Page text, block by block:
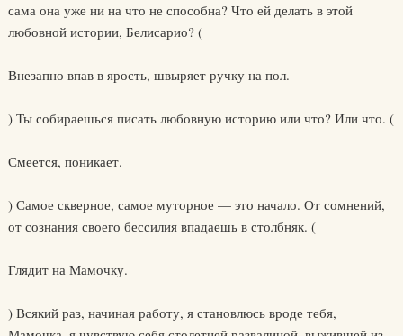
сама она уже ни на что не способна? Что ей делать в этой
любовной истории, Белисарио? (
Внезапно впав в ярость, швыряет ручку на пол.
) Ты собираешься писать любовную историю или что? Или что. (
Смеется, поникает.
) Самое скверное, самое муторное — это начало. От сомнений,
от сознания своего бессилия впадаешь в столбняк. (
Глядит на Мамочку.
) Всякий раз, начиная работу, я становлюсь вроде тебя,